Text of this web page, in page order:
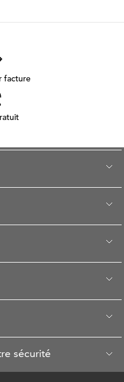
facture
sécurité